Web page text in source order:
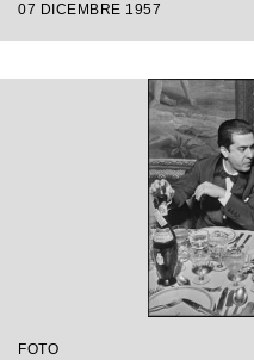
Margherita
1958 del Teatro
07 DICEMBRE 1957
FOTO